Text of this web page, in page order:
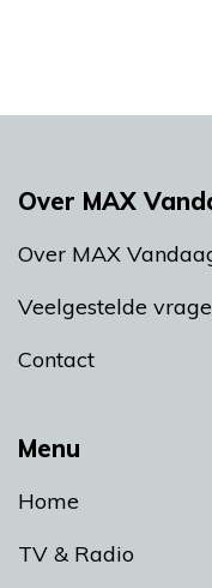
Menu
Home
TV & Radio
Over MAX
Over MAX
Veelgestelde
Contact